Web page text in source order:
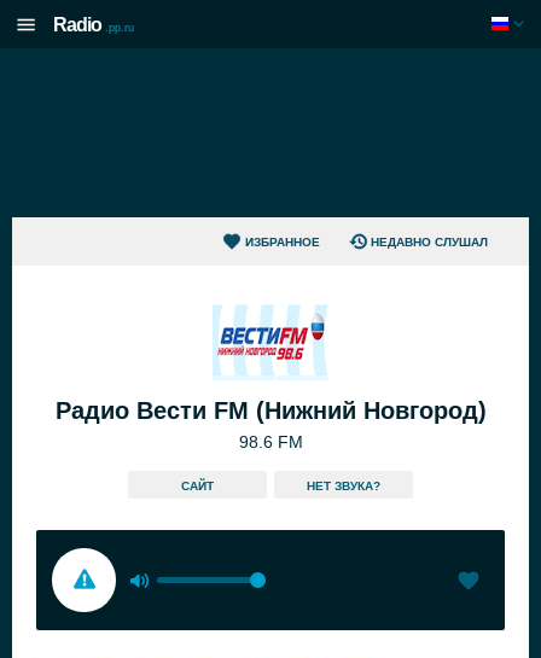
Radio .pp.ru
ИЗБРАННОЕ НЕДАВНО СЛУШАЛ
Радио Вести FM (Нижний Новгород)
98.6 FM
САЙТ HЕТ ЗВУКА?